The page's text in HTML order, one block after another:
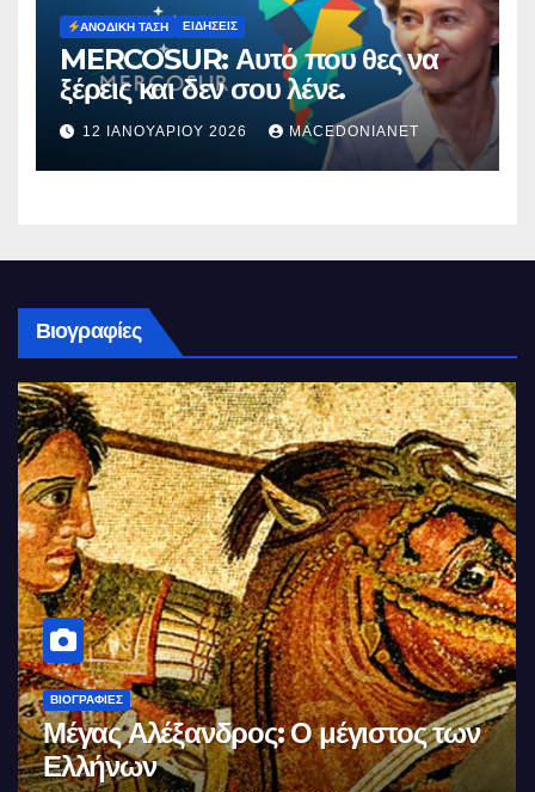
ΑΝΟΔΙΚΉ ΤΆΣΗ ΕΙΔΉΣΕΙΣ
MERCOSUR: Αυτό που θες να
ξέρεις και δεν σου λένε.
12 ΙΑΝΟΥΑΡΊΟΥ 2026 MACEDONIANET
Βιογραφίες
ΒΙΟΓΡΑΦΊΕΣ
Μέγας Αλέξανδρος: Ο μέγιστος των
Ελλήνων